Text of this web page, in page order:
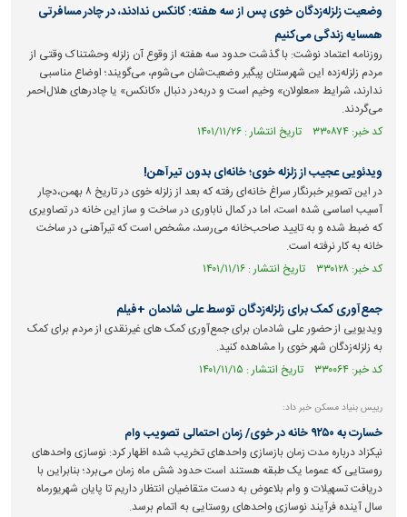
وضعیت زلزله‌زدگان خوی پس از سه هفته: کانکس ندادند، در چادر مسافرتی
همسایه زندگی می‌کنیم
روزنامه اعتماد نوشت: با گذشت حدود سه هفته از وقوع آن زلزله وحشتناک وقتی از
مردم زلزله‌زده این شهرستان پیگیر وضعیت‌شان می‌شوم، می‌گویند؛ اوضاع مناسبی
ندارند، شرایط «معلولان» وخیم است و دربه‌در دنبال «کانکس» یا چادرهای هلال‌احمر
می‌گردند.
کد خبر: ۳۳۰۸۷۴ تاریخ انتشار : ۱۴۰۱/۱۱/۲۶
ویدئویی عجیب از زلزله خوی؛ خانه‌ای بدون تیرآهن!
در این تصویر خبرنگار سراغ خانه‌ای رفته که بعد از زلزله خوی در تاریخ ۸ بهمن،‌دچار
آسیب اساسی شده است، اما در کمال ناباوری در ساخت و ساز این خانه در تصاویری
که ضبط شده و به تایید صاحب‌خانه می‌رسد، مشخص است که تیرآهنی در ساخت
خانه به کار نرفته است.
کد خبر: ۳۳۰۱۲۸ تاریخ انتشار : ۱۴۰۱/۱۱/۱۶
جمع‌آوری کمک برای زلزله‌زدگان توسط علی شادمان +فیلم
ویدیویی از حضور علی شادمان برای جمع‌آوری کمک های غیرنقدی از مردم برای کمک
به زلزله‌زدگان شهر خوی را مشاهده کنید.
کد خبر: ۳۳۰۰۶۴ تاریخ انتشار : ۱۴۰۱/۱۱/۱۵
رییس بنیاد مسکن خبر داد:
خسارت به ۹۲۵۰ خانه در خوی/ زمان احتمالی تصویب وام
نیکزاد درباره مدت زمان بازسازی واحد‌های تخریب شده اظهار کرد: نوسازی واحد‌های
روستایی که عموما یک طبقه هستند است حدود شش ماه زمان می‌برد؛ بنابراین با
دریافت تسهیلات و وام بلاعوض به دست متقاضیان انتظار داریم تا پایان شهریورماه
سال آینده فرآیند نوسازی واحد‌های روستایی به اتمام برسد.